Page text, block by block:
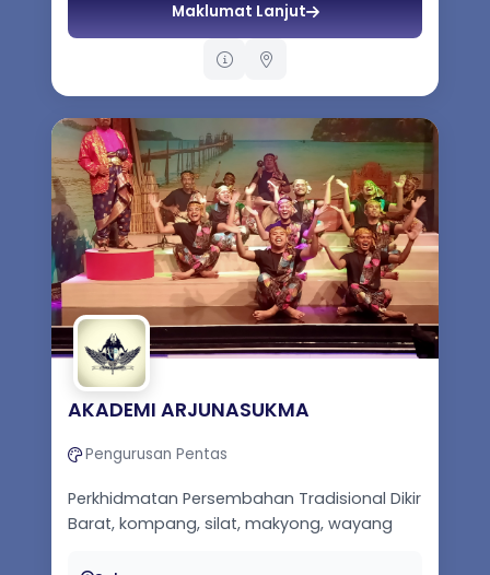
Maklumat Lanjut
AKADEMI ARJUNASUKMA
Pengurusan Pentas
Perkhidmatan Persembahan Tradisional Dikir
Barat, kompang, silat, makyong, wayang